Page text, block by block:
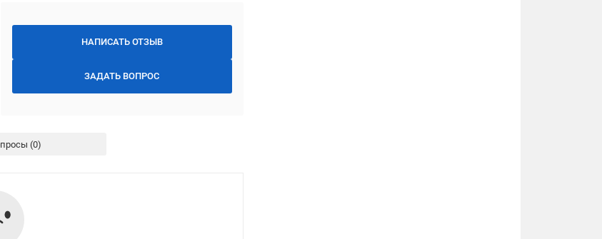
НАПИСАТЬ ОТЗЫВ
ЗАДАТЬ ВОПРОС